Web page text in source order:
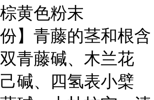
黄色粉末
份】青藤的茎和根含
青藤碱、 木兰花
碱、四氢表小檗